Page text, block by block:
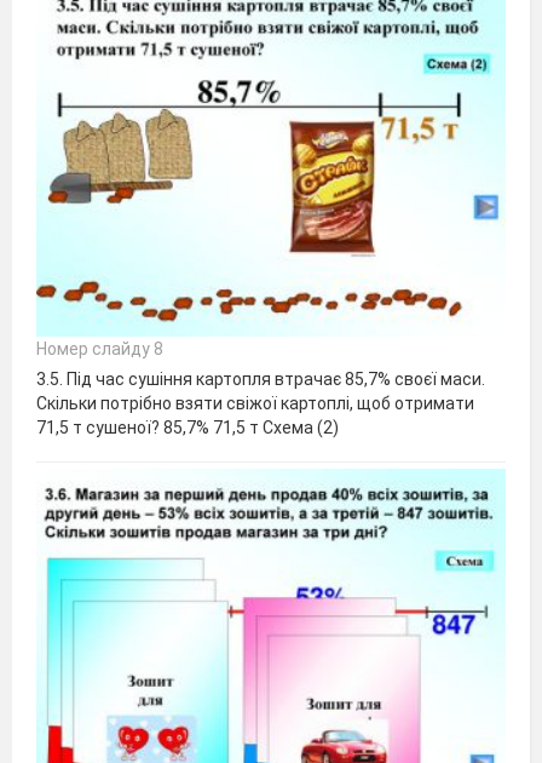
Номер слайду 8
3.5. Під час сушіння картопля втрачає 85,7% своєї маси.
Скільки потрібно взяти свіжої картоплі, щоб отримати
71,5 т сушеної? 85,7% 71,5 т Схема (2)